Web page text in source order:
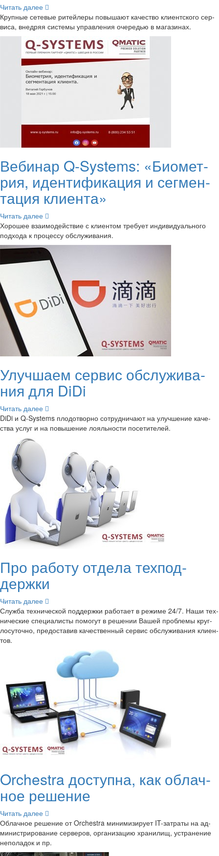
Чи­тать далее
Круп­ные се­те­вые ри­тей­ле­ры по­вы­ша­ют ка­че­ство кли­ент­ско­го сер­
ви­са, внед­ряя си­сте­мы управ­ле­ния оче­ре­дью в ма­га­зи­нах.
Ве­би­нар Q-​Systems: «Био­мет­
рия, иден­ти­фи­ка­ция и сег­мен­
та­ция кли­ен­та»
Чи­тать далее
Хо­ро­шее вза­и­мо­дей­ствие с кли­ен­том тре­бу­ет ин­ди­ви­ду­аль­но­го
под­хо­да к про­цес­су об­слу­жи­ва­ния.
Улуч­ша­ем сер­вис об­слу­жи­ва­
ния для DiDi
Чи­тать далее
DiDi и Q-​Systems пло­до­твор­но со­труд­ни­ча­ют на улуч­ше­ние ка­че­
ства услуг и на по­вы­ше­ние ло­яль­но­сти по­се­ти­те­лей.
Про ра­бо­ту от­де­ла тех­под­
держ­ки
Чи­тать далее
Служ­ба тех­ни­че­ской под­держ­ки ра­бо­та­ет в ре­жи­ме 24/7. Наши тех­
ни­че­ские спе­ци­а­ли­сты по­мо­гут в ре­ше­нии Вашей про­бле­мы круг­
ло­су­точ­но, предо­ста­вив ка­че­ствен­ный сер­вис об­слу­жи­ва­ния кли­ен­
тов.
Orchestra до­ступ­на, как об­лач­
ное ре­ше­ние
Чи­тать далее
Об­лач­ное ре­ше­ние от Orchestra ми­ни­ми­зи­ру­ет IT-​затраты на ад­
ми­ни­стри­ро­ва­ние сер­ве­ров, ор­га­ни­за­цию хра­ни­лищ, устра­не­ние
непо­ла­док и пр.